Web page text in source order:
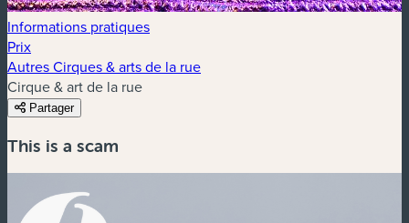
Informations pratiques
Prix
Autres Cirques & arts de la rue
Cirque & art de la rue
Partager
This is a scam